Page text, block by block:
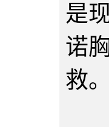
是
诺
救。
另